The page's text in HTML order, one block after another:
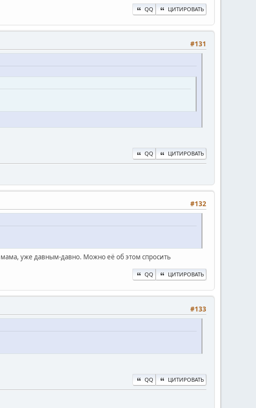
QQ ЦИТИРОВАТЬ
#131
QQ ЦИТИРОВАТЬ
#132
уже давным-давно. Можно её об этом спросить
QQ ЦИТИРОВАТЬ
#133
QQ ЦИТИРОВАТЬ